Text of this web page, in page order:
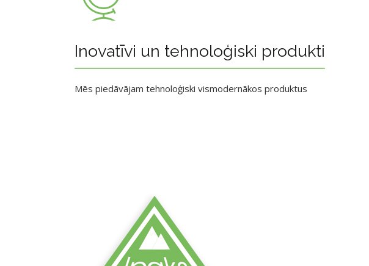
Inovatīvi un tehnoloģiski produkti
Mēs piedāvājam tehnoloģiski vismodernākos produktus